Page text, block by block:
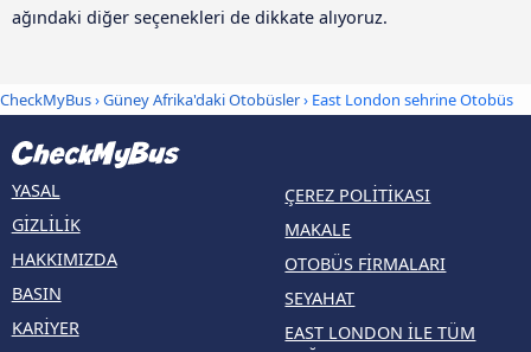
ağındaki diğer seçenekleri de dikkate alıyoruz.
CheckMyBus›Güney Afrika'daki Otobüsler› East London sehrine Otobüs
YASAL
GIZLILIK
HAKKIMIZDA
BASIN
KARIYER
ÇEREZ POLITIKASI
MAKALE
OTOBÜS FIRMALARI
SEYAHAT
EAST LONDON ILE TÜM